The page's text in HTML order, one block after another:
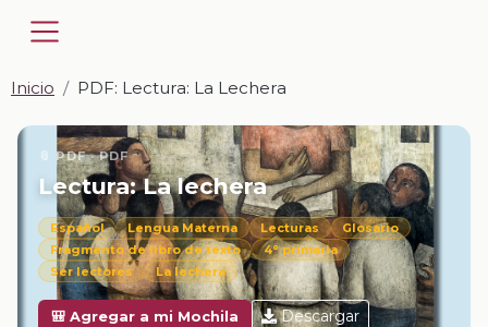
Inicio PDF: Lectura: La Lechera
📎 PDF · PDF
Lectura: La lechera
Español Lengua Materna Lecturas
Glosario
Fragmento de libro de texto
4° primaria
Ser lectores
La lechera
🎒 Agregar a mi Mochila Descargar